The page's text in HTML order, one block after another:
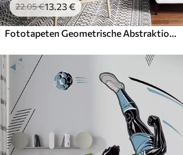
22.05€13.23€
Fototapeten Geometrische Abstraktion Linie und Kreis Minimalismus moderne blaue Farbe